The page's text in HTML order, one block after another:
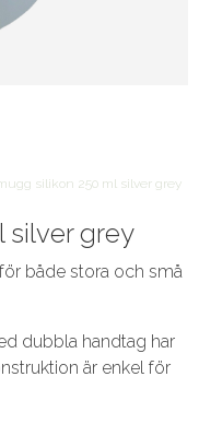
silikon 250 ml silver grey
silver grey
både stora och små
dubbla handtag har
är enkel för